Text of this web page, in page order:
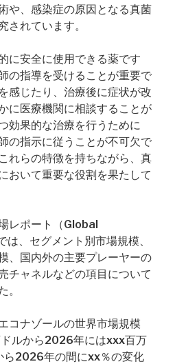
や、感染症の原因となる真菌
されています。
に安全に使用できる薬です
の指導を受けることが重要で
感じたり、治療後に症状が改
に医療機関に相談することが
効果的な治療を行うために
の指示に従うことが不可欠で
れらの特徴を持ちながら、真
おいて重要な役割を果たして
レポート（Global
、セグメント別市場規模、
、国内外の主要プレーヤーの
チャネルなどの項目について
。
コナゾールの世界市場規模
ルから2026年にはxxx百万
ら2026年の間にxx％の変化